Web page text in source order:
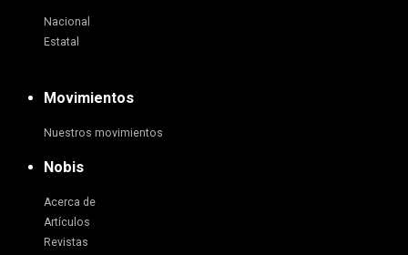
Nacional
Estatal
Movimientos
Nuestros movimientos
Nobis
Acerca de
Artículos
Revistas